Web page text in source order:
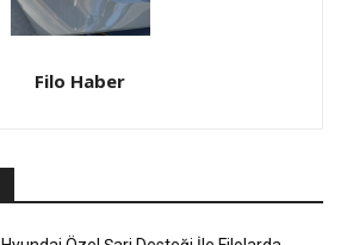
Filo Haber